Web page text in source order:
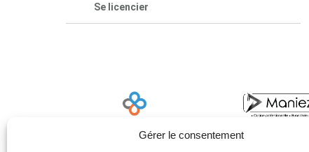
Gérer le consentement
Se licencier